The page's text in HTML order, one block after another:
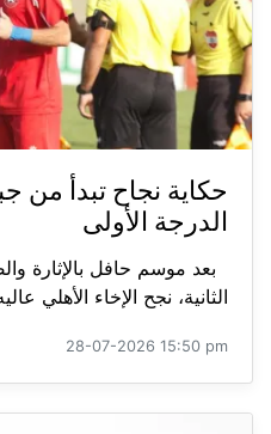
حكاية نجاح تبدأ
الدرجة الأولى
بعد موسم حافل بالإثارة
الثانية، نجح الإخاء الأهلي
28-07-2026 15:50 pm